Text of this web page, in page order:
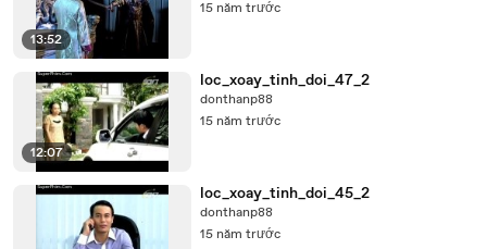
13:52
15 năm trước
12:07
loc_xoay_tinh_doi_47_2
donthanp88
15 năm trước
loc_xoay_tinh_doi_45_2
donthanp88
15 năm trước